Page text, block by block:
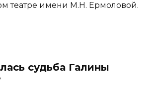
театре имени М.Н. Ермоловой.
судьба Галины